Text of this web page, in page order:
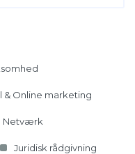
& Online marketing
Netværk
Juridisk rådgivning